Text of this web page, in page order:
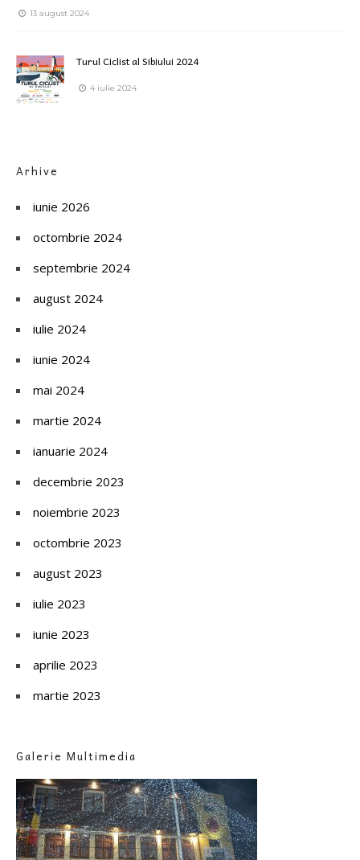
13 august 2024
Turul Ciclist al Sibiului 2024
4 iulie 2024
Arhive
iunie 2026
octombrie 2024
septembrie 2024
august 2024
iulie 2024
iunie 2024
mai 2024
martie 2024
ianuarie 2024
decembrie 2023
noiembrie 2023
octombrie 2023
august 2023
iulie 2023
iunie 2023
aprilie 2023
martie 2023
Galerie Multimedia